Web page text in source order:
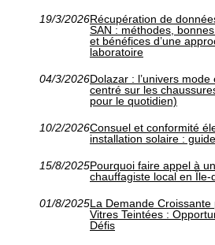
19/3/2026Récupération de
SAN : méthodes,
et bénéfices d’une
laboratoire
04/3/2026Dolazar : l’univers mode
centré sur les
pour le quotidien)
10/2/2026Consuel et conformité
installation solaire :
15/8/2025Pourquoi faire appel à un
chauffagiste local en Île-
01/8/2025La Demande Croissante
Vitres Teintées :
Défis